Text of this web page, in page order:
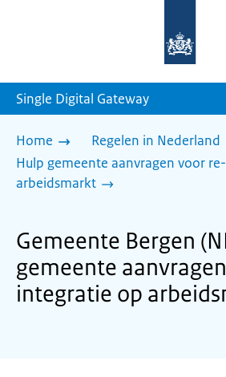
homepage
Single Digital Gateway
Home
Regelen in Nederland
Hulp gemeente aanvragen voor
arbeidsmarkt
Gemeente Bergen
gemeente
integratie op